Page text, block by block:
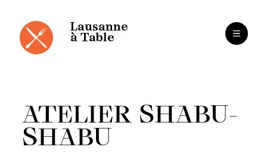
contenu
Lausanne
à Table
ATELIER SHABU-
SHABU